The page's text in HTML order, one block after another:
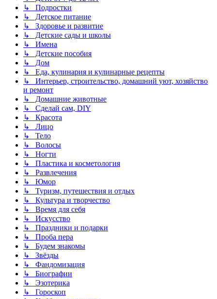
↳ Подростки
↳ Детское питание
↳ Здоровье и развитие
↳ Детские сады и школы
↳ Имена
↳ Детские пособия
↳ Дом
↳ Еда, кулинария и кулинарные рецепты
↳ Интерьер, строительство, домашний уют, хозяйство
и ремонт
↳ Домашние животные
↳ Сделай сам, DIY
↳ Красота
↳ Лицо
↳ Тело
↳ Волосы
↳ Ногти
↳ Пластика и косметология
↳ Развлечения
↳ Юмор
↳ Туризм, путешествия и отдых
↳ Культура и творчество
↳ Время для себя
↳ Искусство
↳ Праздники и подарки
↳ Проба пера
↳ Будем знакомы
↳ Звёзды
↳ Фандомизация
↳ Биографии
↳ Эзотерика
↳ Гороскоп